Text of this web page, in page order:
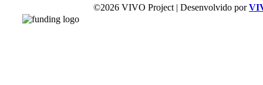
©2026 VIVO Project | Desenvolvido por